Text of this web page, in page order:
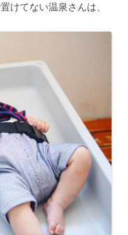
けてない温泉さんは、